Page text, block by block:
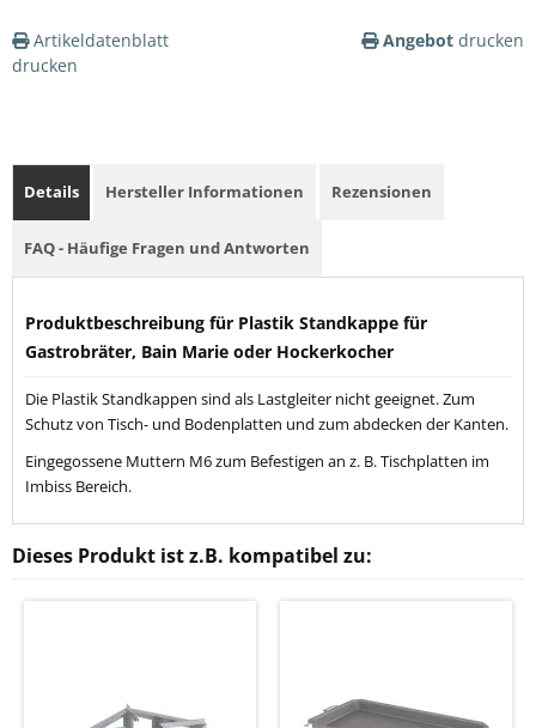
Artikeldatenblatt
drucken
Angebot drucken
Details Hersteller Informationen Rezensionen
FAQ - Häufige Fragen und Antworten
Produktbeschreibung für Plastik Standkappe für
Gastrobräter, Bain Marie oder Hockerkocher
Die Plastik Standkappen sind als Lastgleiter nicht geeignet. Zum
Schutz von Tisch- und Bodenplatten und zum abdecken der Kanten.
Eingegossene Muttern M6 zum Befestigen an z. B. Tischplatten im
Imbiss Bereich.
Dieses Produkt ist z.B. kompatibel zu: